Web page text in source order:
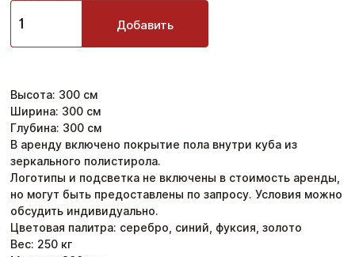
Добавить
Высота: 300 см
Ширина: 300 см
Глубина: 300 см
В аренду включено покрытие пола внутри куба из
зеркального полистирола.
Логотипы и подсветка не включены в стоимость аренды,
но могут быть предоставлены по запросу. Условия можно
обсудить индивидуально.
Цветовая палитра: серебро, синий, фуксия, золото
Вес: 250 кг